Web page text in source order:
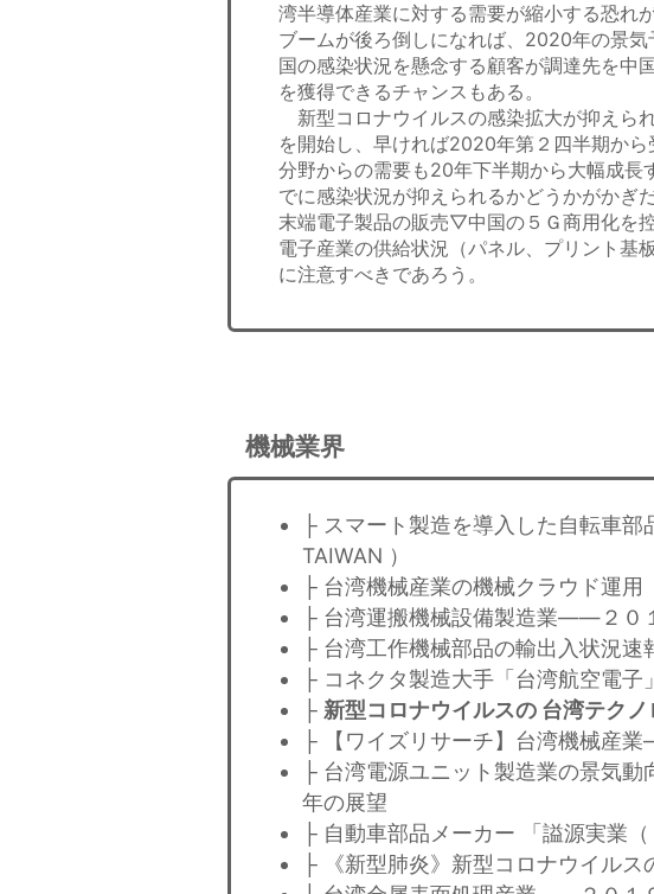
湾半導体産業に対する需要が縮小する恐れ
ブームが後ろ倒しになれば、2020年の景
国の感染状況を懸念する顧客が調達先を中
を獲得できるチャンスもある。
新型コロナウイルスの感染拡大が抑えら
を開始し、早ければ2020年第２四半期か
分野からの需要も20年下半期から大幅成長
でに感染状況が抑えられるかどうかがか
末端電子製品の販売▽中国の５Ｇ商用化を
電子産業の供給状況（パネル、プリント
に注意すべきであろう。
機械業界
├ スマート製造を導入した自転車
TAIWAN ）
├ 台湾機械産業の機械クラウド運用
├ 台湾運搬機械設備製造業——２０
├ 台湾工作機械部品の輸出入状況
├ コネクタ製造大手「台湾航空電子
├ 新型コロナウイルスの 台湾テク
├ 【ワイズリサーチ】台湾機械産
├ 台湾電源ユニット製造業の景気
年の展望
├ 自動車部品メーカー 「謚源実業（
├ 《新型肺炎》新型コロナウイル